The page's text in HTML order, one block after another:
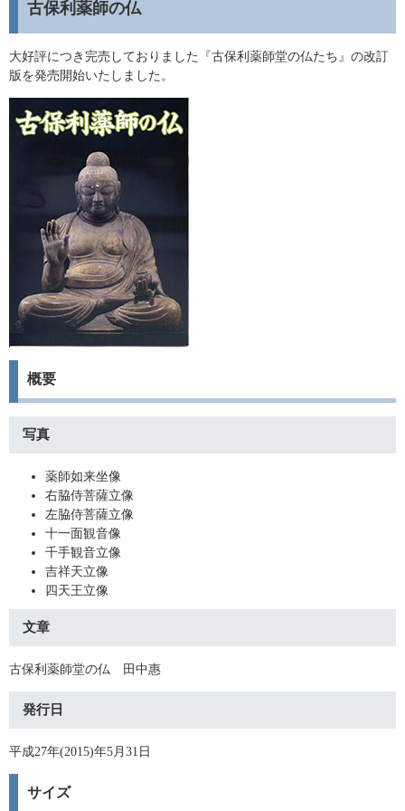
古保利薬師の仏
大好評につき完売しておりました『古保利薬師堂の仏たち』の改訂
版を発売開始いたしました。
概要
写真
薬師如来坐像
右脇侍菩薩立像
左脇侍菩薩立像
十一面観音像
千手観音立像
吉祥天立像
四天王立像
文章
古保利薬師堂の仏 田中惠
発行日
平成27年(2015)年5月31日
サイズ